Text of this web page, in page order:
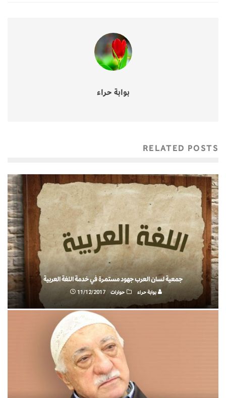
بوابة حراء
RELATED POSTS
جمعية لسان العرب جهود مستمرة في خدمة اللغة العربية
بوابة حراء حوارات 11/12/2017